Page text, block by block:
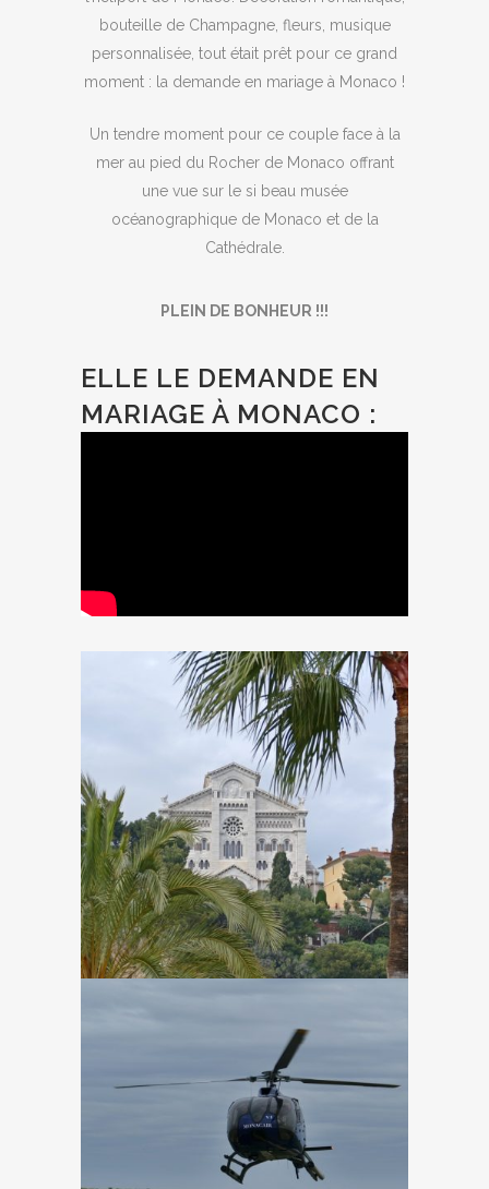
bouteille de Champagne, fleurs, musique
personnalisée, tout était prêt pour ce grand
moment : la demande en mariage à Monaco !
Un tendre moment pour ce couple face à la
mer au pied du Rocher de Monaco offrant
une vue sur le si beau musée
océanographique de Monaco et de la
Cathédrale.
PLEIN DE BONHEUR !!!
ELLE LE DEMANDE EN
MARIAGE À MONACO :